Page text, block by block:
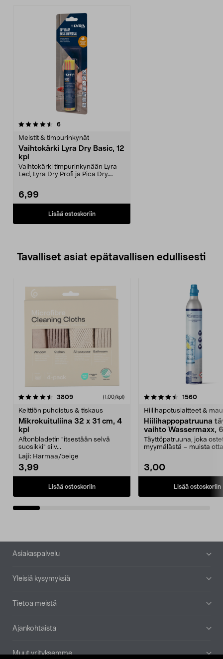
6arvostelut
Meistit & timpurinkynät
Vaihtokärki Lyra Dry Basic, 12
kpl
Vaihtokärki timpurinkynään Lyra
Led, Lyra Dry Profi ja Pica Dry.
6,99
Lisää ostoskoriin
Tavalliset asiat epätavallisen edullisesti
3809arvostelut (1,00/kpl)
Keittiön puhdistus & tiskaus
Mikrokuituliina 32 x 31 cm, 4
kpl
Aftonbladetin "itsestään selvä
suosikki" siiv...
Laji: Harmaa/beige
3,99
Lisää ostoskoriin
4.5viidestä
1560
Hiilihapotuslaitteet &
Hiilihappopatruuna
vaihto Wassermaxx,
Täyttöpatruuna, joka
myymälästä – muista
3,00
Lisää ostoskoriin
4.5viidestä
Alatunniste
Asiakaspalvelu
Yleisiä kysymyksiä
Tietoa meistä
Ajankohtaista
Muut yrityksemme